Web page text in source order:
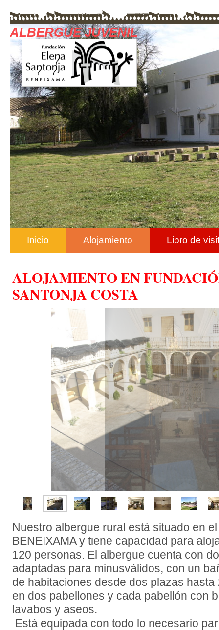
ALBERGUE JUVENIL
Inicio Alojamiento Libro de
ALOJAMIENTO EN
SANTONJA COSTA
Nuestro albergue rural está situado en
BENEIXAMA y tiene capacidad para
120 personas. El albergue cuenta con
adaptadas para minusválidos, con un
de habitaciones desde dos plazas
en dos pabellones y cada pabellón con
lavabos y aseos.
Está equipada con todo lo necesario